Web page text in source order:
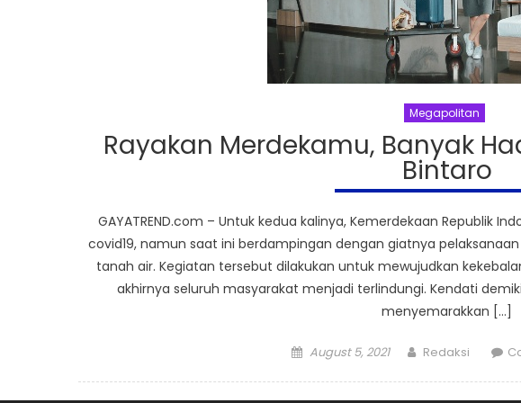
Megapolitan
Rayakan Merdekamu, Banyak
Bintaro
GAYATREND.com – Untuk kedua kalinya, Kemerdekaan Republik
covid19, namun saat ini berdampingan dengan giatnya
tanah air. Kegiatan tersebut dilakukan untuk mewujudkan
akhirnya seluruh masyarakat menjadi terlindungi. Kendati
menyemarakkan […]
Posted
August 5, 2021 Author
Redaksi